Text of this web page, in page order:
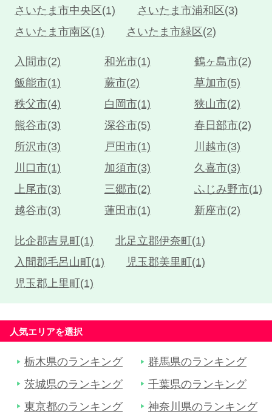
さいたま市中央区(1)
さいたま市浦和区(3)
さいたま市南区(1)
さいたま市緑区(2)
入間市(2) 和光市(1)
鶴ヶ島市(2)
飯能市(1)
蕨市(2)
草加市(5)
秩父市(4)
白岡市(1)
狭山市(2)
熊谷市(3)
深谷市(5)
春日部市(2)
所沢市(3)
戸田市(1)
川越市(3)
川口市(1)
加須市(3)
久喜市(3)
上尾市(3)
三郷市(2)
ふじみ野市(1)
越谷市(3)
蓮田市(1) 新座市(2)
比企郡吉見町(1)
北足立郡伊奈町(1)
入間郡毛呂山町(1)
児玉郡美里町(1)
児玉郡上里町(1)
人気エリアを選択
栃木県のランキング
群馬県のランキング
茨城県のランキング
千葉県のランキング
東京都のランキング
神奈川県のランキング